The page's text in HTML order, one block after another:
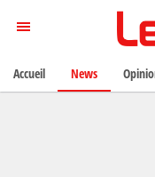
Accueil News